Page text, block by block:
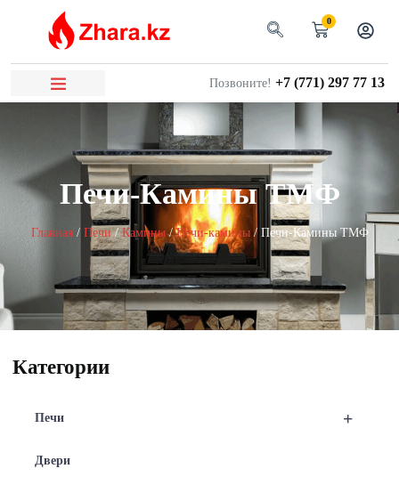
0
Позвоните! +7 (771) 297 77 13
Печи-Камины ТМФ
Главная/ Печи/Камины/Печи-камины/ Печи-Камины ТМФ
Категории
+
Печи
Двери